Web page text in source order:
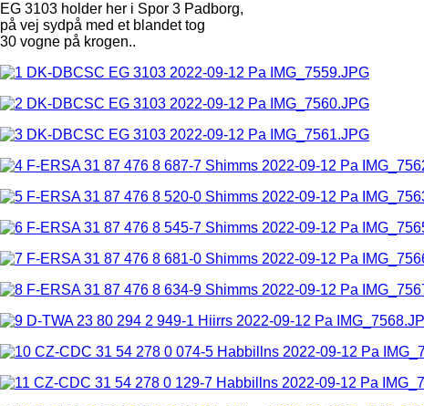
EG 3103 holder her i Spor 3 Padborg,
på vej sydpå med et blandet tog
30 vogne på krogen..